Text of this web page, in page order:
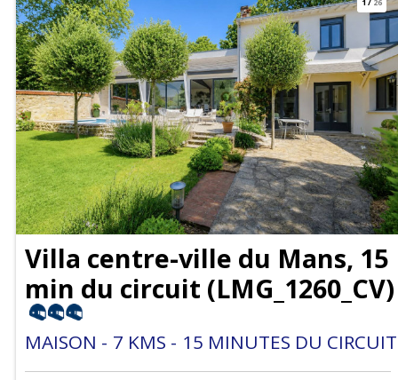
Villa centre-ville du Mans, 15
min du circuit (LMG_1260_CV)
MAISON 7 KMS 15 MINUTES DU CIRCUIT